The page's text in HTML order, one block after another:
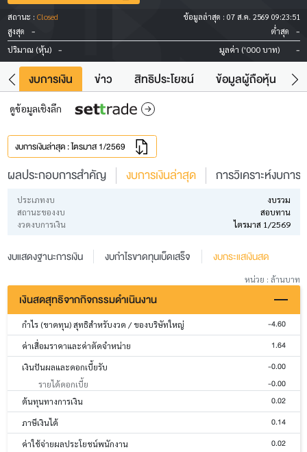
สถานะ : Closed ข้อมูลล่าสุด : 07 ส.ค. 2569 09:23:51
สูงสุด
- ต่ำสุด -
ปริมาณ (หุ้น) - มูลค่า ('000 บาท) -
งบการเงิน ข่าว สิทธิประโยชน์ ข้อมูลผู้ถือหุ้น
ดูข้อมูลเชิงลึก
งบการเงินล่าสุด : ไตรมาส 1/2569
ผลประกอบการสำคัญ งบการเงินล่าสุด การวิเคราะห์งบการ
ประเภทงบ
งบรวม
สถานะของงบ
สอบทาน
งวดงบการเงิน
ไตรมาส 1/2569
งบแสดงฐานะการเงิน งบกำไรขาดทุนเบ็ดเสร็จ งบกระแสเงินสด
หน่วย : ล้านบาท
เงินสดสุทธิจากกิจกรรมดำเนินงาน
กำไร (ขาดทุน) สุทธิสำหรับงวด / ของบริษัทใหญ่ -4.60
ค่าเสื่อมราคาและค่าตัดจำหน่าย 1.64
เงินปันผลและดอกเบี้ยรับ -0.00
รายได้ดอกเบี้ย -0.00
ต้นทุนทางการเงิน 0.02
ภาษีเงินได้ 0.14
ค่าใช้จ่ายผลประโยชน์พนักงาน 0.02